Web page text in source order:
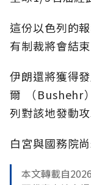
這份以色列的
有制裁將會結束
伊朗還將獲得
爾 （Bushehr
列對該地發動攻
白宮與國務院
本文轉載自